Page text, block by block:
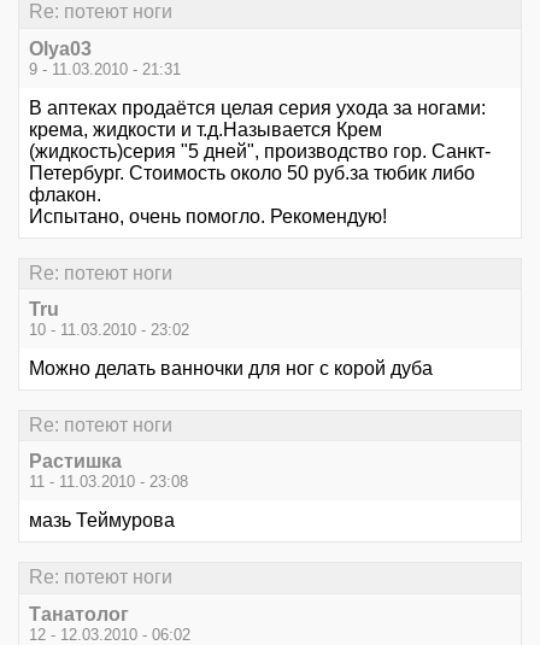
Re: потеют ноги
Olya03
9 - 11.03.2010 - 21:31
В аптеках продаётся целая серия ухода за ногами:
крема, жидкости и т.д.Называется Крем
(жидкость)серия "5 дней", производство гор. Санкт-
Петербург. Стоимость около 50 руб.за тюбик либо
флакон.
Испытано, очень помогло. Рекомендую!
Re: потеют ноги
Tru
10 - 11.03.2010 - 23:02
Можно делать ванночки для ног с корой дуба
Re: потеют ноги
Растишка
11 - 11.03.2010 - 23:08
мазь Теймурова
Re: потеют ноги
Танатолог
12 - 12.03.2010 - 06:02